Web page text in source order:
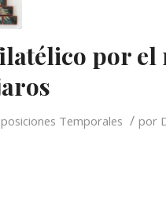
por el
Temporales / por